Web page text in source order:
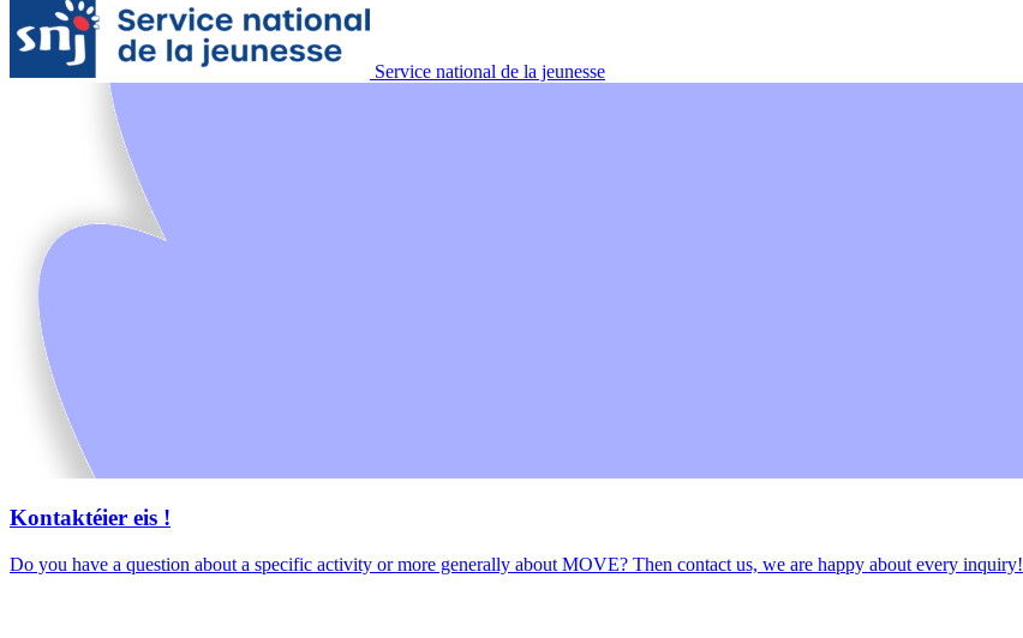
Service national de la jeunesse
Kontaktéier eis !
Do you have a question about a specific activity or more generally about MOVE? Then contact us, we are happy about every inquiry!